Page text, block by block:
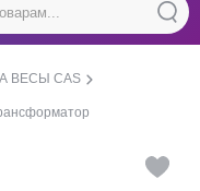
ВЕСЫ CAS